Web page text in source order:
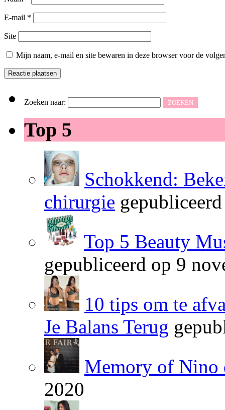
E-mail *
Site
Mijn naam, e-mail en site bewaren in deze browser voor de
Zoeken naar:
Top 5
Schokkend:
chirurgie
Top 5 Beauty
gepubliceerd op 9
10 tips om te
Je Balans Terug
Memory of Nino
2020